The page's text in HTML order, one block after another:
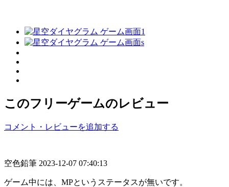
このフリーゲームのレビュー
コメント・レビューを追加する
空色鉛筆 2023-12-07 07:40:13
ゲーム中には、MPというステータスが無いです。